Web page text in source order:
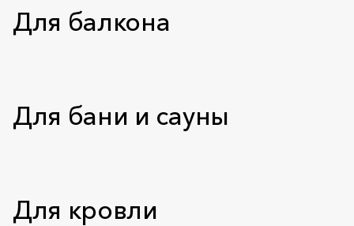
Для балкона
Для бани и сауны
Для кровли